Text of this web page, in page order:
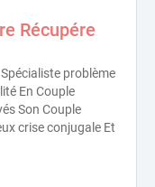
Récupére
problème
En Couple
Son Couple
crise conjugale Et